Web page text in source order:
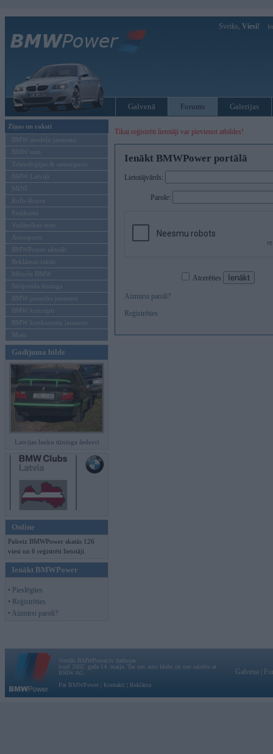
Sveiks, Viesi!
Galvenā Forums Galerijas
Ziņas un raksti
BMW modeļu jaunumi
BMW testi
Tehnoloģijas & sasniegumi
BMW Latvijā
MINI
Rolls-Royce
Pasākumi
Vadāmības tests
Autosports
BMWPower aktuāli
Reklāmas raksti
Mēneša BMW
Sērijveida tūnings
BMW pasaules jaunumi
BMW koncepti
BMW konkurentu jaunumi
Moto
Gadījuma bilde
Latvijas lauku tūninga šedevri
Online
Pašreiz BMWPower skatās 126
viesi un 6 reģistrēti lietotāji.
Ienākt BMWPower
• Pieslēgties
• Reģistrēties
• Aizmirsi paroli?
Tikai reģistrēti lietotāji var pievienot atbildes!
Ienākt BMWPower portālā
Lietotājvārds:
Parole:
Atcerēties
Aizmirsi paroli?
Reģistrēties
Vortāls BMWPower.lv darbojas
kopš 2002. gada 14. maija. Tas nav auto klubs un nav saistīts ar
BMW AG.
Par BMWPower
Kontakti Reklāma
Galvena